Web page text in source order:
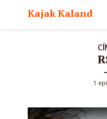
Kajak Kaland
1